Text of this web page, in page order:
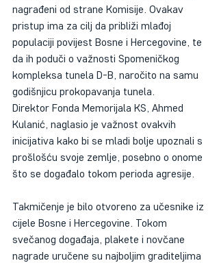
nagrađeni od strane Komisije. Ovakav
pristup ima za cilj da približi mlađoj
populaciji povijest Bosne i Hercegovine, te
da ih poduči o važnosti Spomeničkog
kompleksa tunela D-B, naročito na samu
godišnjicu prokopavanja tunela.
Direktor Fonda Memorijala KS, Ahmed
Kulanić, naglasio je važnost ovakvih
inicijativa kako bi se mladi bolje upoznali s
prošlošću svoje zemlje, posebno o onome
što se događalo tokom perioda agresije.
Takmičenje je bilo otvoreno za učesnike iz
cijele Bosne i Hercegovine. Tokom
svečanog događaja, plakete i novčane
nagrade uručene su najboljim graditeljima